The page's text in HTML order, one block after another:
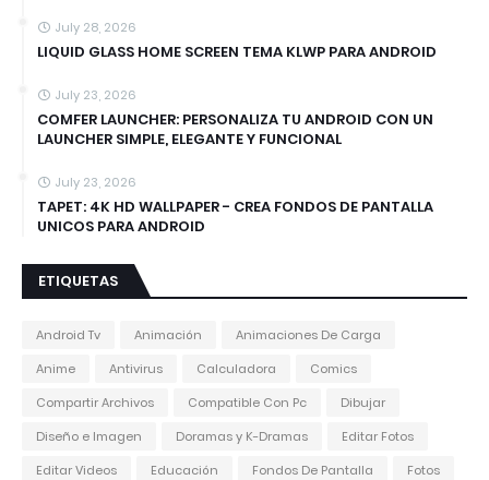
July 28, 2026
LIQUID GLASS HOME SCREEN TEMA KLWP PARA ANDROID
July 23, 2026
COMFER LAUNCHER: PERSONALIZA TU ANDROID CON UN
LAUNCHER SIMPLE, ELEGANTE Y FUNCIONAL
July 23, 2026
TAPET: 4K HD WALLPAPER - CREA FONDOS DE PANTALLA
UNICOS PARA ANDROID
ETIQUETAS
Android Tv Animación
Animaciones De Carga
Anime
Antivirus Calculadora
Comics
Compartir Archivos
Compatible Con Pc
Dibujar
Diseño e Imagen
Doramas y K-Dramas
Editar Fotos
Editar Videos
Educación Fondos De Pantalla
Fotos